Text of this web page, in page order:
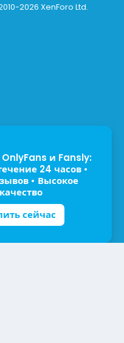
2026 XenForo Ltd.
и Fansly:
24 часов •
• Высокое
качество
сейчас